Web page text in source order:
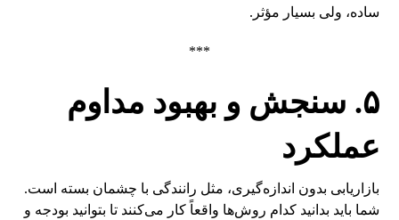
ساده، ولی بسیار مؤثر.
***
۵. سنجش و بهبود مداوم
عملکرد
بازاریابی بدون اندازه‌گیری، مثل رانندگی با چشمان بسته است.
شما باید بدانید کدام روش‌ها واقعاً کار می‌کنند تا بتوانید بودجه و